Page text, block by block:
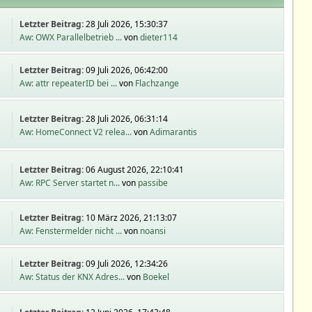
Letzter Beitrag:28 Juli 2026, 15:30:37
Aw: OWX Parallelbetrieb ...vondieter114
Letzter Beitrag:09 Juli 2026, 06:42:00
Aw: attr repeaterID bei ...von Flachzange
Letzter Beitrag:28 Juli 2026, 06:31:14
Aw: HomeConnect V2 relea...vonAdimarantis
Letzter Beitrag:06 August 2026, 22:10:41
Aw: RPC Server startet n...von passibe
Letzter Beitrag: 10 März 2026, 21:13:07
Aw: Fenstermelder nicht ...von noansi
Letzter Beitrag:09 Juli 2026, 12:34:26
Aw: Status der KNX Adres...von Boekel